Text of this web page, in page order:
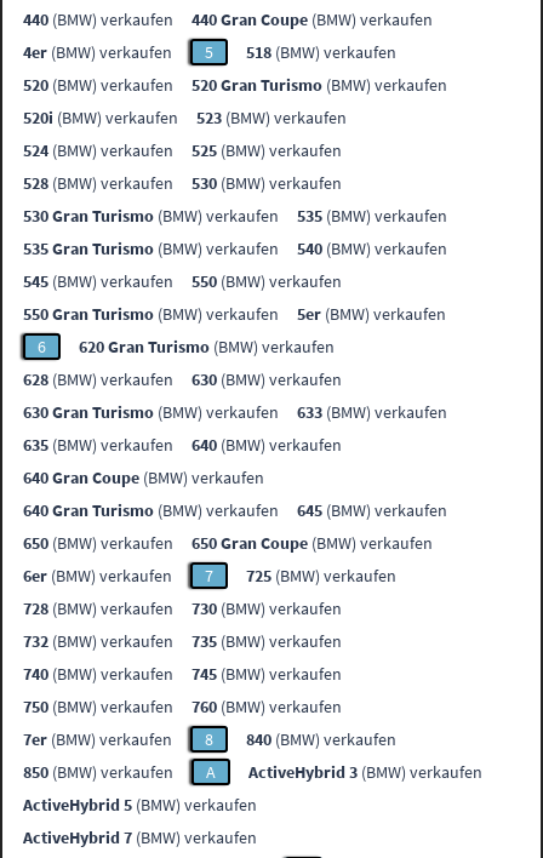
440 (BMW) verkaufen 440 Gran Coupe (BMW) verkaufen
4er (BMW) verkaufen 5 518 (BMW) verkaufen
520 (BMW) verkaufen 520 Gran Turismo (BMW) verkaufen
520i (BMW) verkaufen 523 (BMW) verkaufen
524 (BMW) verkaufen 525 (BMW) verkaufen
528 (BMW) verkaufen 530 (BMW) verkaufen
530 Gran Turismo (BMW) verkaufen 535 (BMW) verkaufen
535 Gran Turismo (BMW) verkaufen 540 (BMW) verkaufen
545 (BMW) verkaufen 550 (BMW) verkaufen
550 Gran Turismo (BMW) verkaufen 5er (BMW) verkaufen
6
620 Gran Turismo (BMW) verkaufen
628 (BMW) verkaufen 630 (BMW) verkaufen
630 Gran Turismo (BMW) verkaufen 633 (BMW) verkaufen
635 (BMW) verkaufen 640 (BMW) verkaufen
640 Gran Coupe (BMW) verkaufen
640 Gran Turismo (BMW) verkaufen 645 (BMW) verkaufen
650 (BMW) verkaufen 650 Gran Coupe (BMW) verkaufen
6er (BMW) verkaufen 7 725 (BMW) verkaufen
728 (BMW) verkaufen 730 (BMW) verkaufen
732 (BMW) verkaufen 735 (BMW) verkaufen
740 (BMW) verkaufen 745 (BMW) verkaufen
750 (BMW) verkaufen 760 (BMW) verkaufen
7er (BMW) verkaufen 8 840 (BMW) verkaufen
850 (BMW) verkaufen A ActiveHybrid 3 (BMW) verkaufen
ActiveHybrid 5 (BMW) verkaufen
ActiveHybrid 7 (BMW) verkaufen